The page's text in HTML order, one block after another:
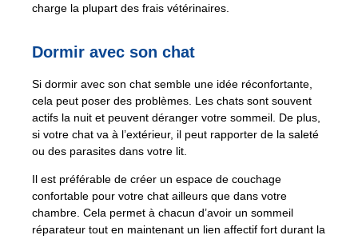
charge la plupart des frais vétérinaires.
Dormir avec son chat
Si dormir avec son chat semble une idée réconfortante,
cela peut poser des problèmes. Les chats sont souvent
actifs la nuit et peuvent déranger votre sommeil. De plus,
si votre chat va à l’extérieur, il peut rapporter de la saleté
ou des parasites dans votre lit.
Il est préférable de créer un espace de couchage
confortable pour votre chat ailleurs que dans votre
chambre. Cela permet à chacun d’avoir un sommeil
réparateur tout en maintenant un lien affectif fort durant la